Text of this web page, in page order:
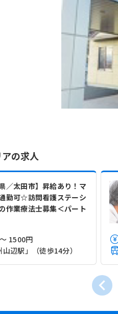
の求人
／太田市】昇給あり！マ
勤可☆訪問看護ステーシ
作業療法士募集＜パート
1500円
辺駅」（徒歩14分）